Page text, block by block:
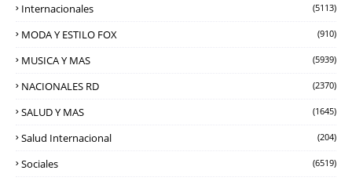
Internacionales (5113)
MODA Y ESTILO FOX (910)
MUSICA Y MAS (5939)
NACIONALES RD (2370)
SALUD Y MAS (1645)
Salud Internacional (204)
Sociales (6519)